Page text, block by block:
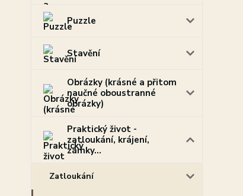
Puzzle
Stavění
Obrázky (krásné a přitom
naučné oboustranné
obrázky)
Praktický život -
zatloukání, krájení,
zámky...
Zatloukání